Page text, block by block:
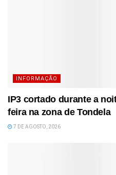
INFORMAÇÃO
IP3 cortado durante a
feira na zona de Tondela
7 DE AGOSTO, 2026